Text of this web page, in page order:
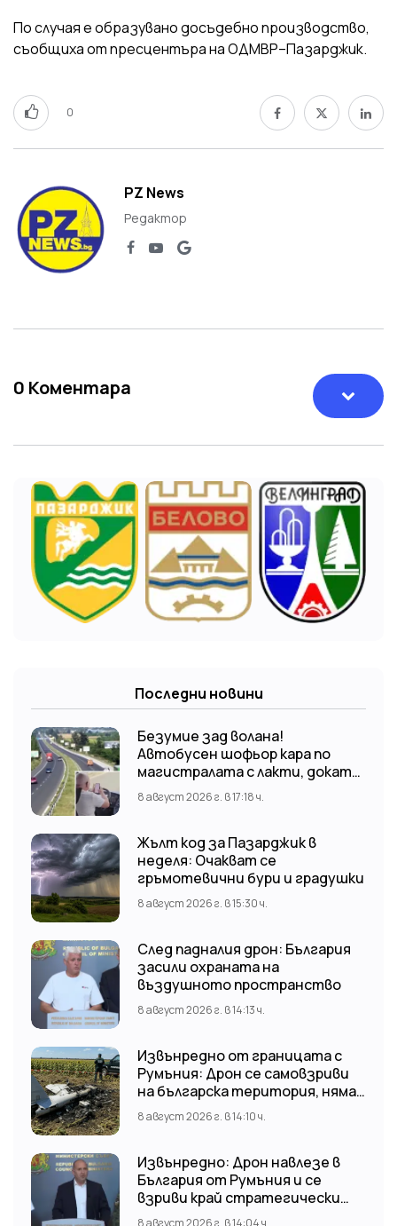
По случая е образувано досъдебно производство,
съобщиха от пресцентъра на ОДМВР–Пазарджик.
0
PZ News
Редактор
0 Коментара
Последни новини
Безумие зад волана!
Автобусен шофьор кара по
магистралата с лакти, докато
гледа TikTok
8 август 2026 г. в 17:18 ч.
Жълт код за Пазарджик в
неделя: Очакват се
гръмотевични бури и градушки
8 август 2026 г. в 15:30 ч.
След падналия дрон: България
засили охраната на
въздушното пространство
8 август 2026 г. в 14:13 ч.
Извънредно от границата с
Румъния: Дрон се самовзриви
на българска територия, няма
щети
8 август 2026 г. в 14:10 ч.
Извънредно: Дрон навлезе в
България от Румъния и се
взриви край стратегически
обект
8 август 2026 г. в 14:04 ч.